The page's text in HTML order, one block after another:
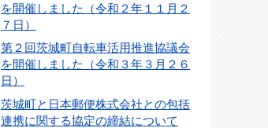
を開催しました（令和２年１１月２
７日）
第２回茨城町自転車活用推進協議会
を開催しました（令和３年３月２６
日）
茨城町と日本郵便株式会社との包括
連携に関する協定の締結について